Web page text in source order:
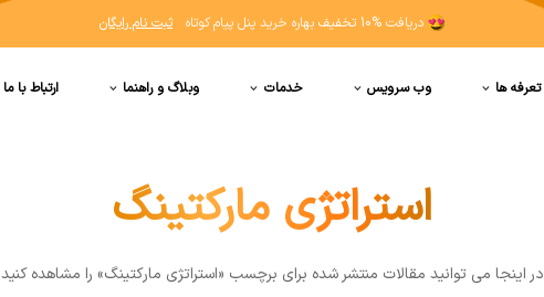
دریافت 10% تخفیف بهاره خرید پنل پیام کوتاه ثبت نام رایگان
تعرفه ها وب سرویس خدمات وبلاگ و راهنما ارتباط با ما
استراتژی مارکتینگ
در اينجا مي توانيد مقالات منتشر شده برای برچسب «استراتژی مارکتینگ» را مشاهده کنيد